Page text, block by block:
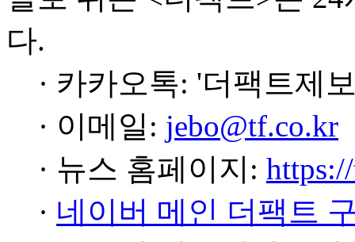
다.
· 카카오톡: '더팩트제
· 이메일: jebo@tf.co.kr
· 뉴스 홈페이지:
· 네이버 메인 더팩트